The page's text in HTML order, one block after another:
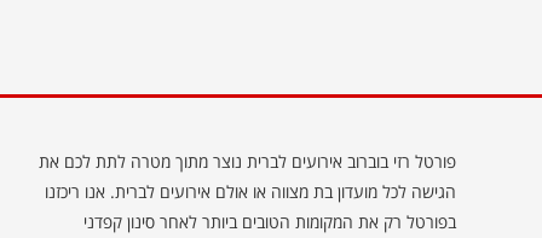
פורטל רזי בוברוב אירועים לברית נוצר מתוך מטרה לתת לכם את
הגישה לכל מועדון בת מצווה או אולם אירועים לברית. אנו ריכזנו
בפורטל רק את המקומות הטובים ביותר לאחר סינון קפדני